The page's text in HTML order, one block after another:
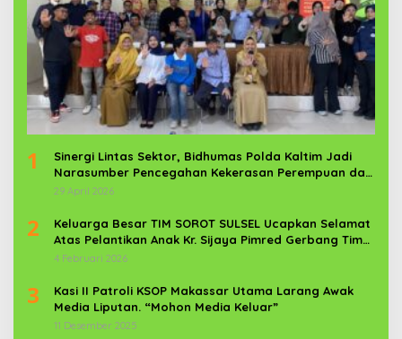
1
Sinergi Lintas Sektor, Bidhumas Polda Kaltim Jadi
Narasumber Pencegahan Kekerasan Perempuan dan
Anak
29 April 2026
2
Keluarga Besar TIM SOROT SULSEL Ucapkan Selamat
Atas Pelantikan Anak Kr. Sijaya Pimred Gerbang Timur
News Com Sebagai Prajurit TNI
4 Februari 2026
3
Kasi II Patroli KSOP Makassar Utama Larang Awak
Media Liputan. “Mohon Media Keluar”
11 Desember 2025